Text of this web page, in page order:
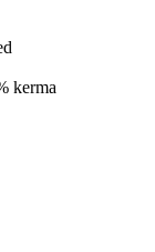
kerma